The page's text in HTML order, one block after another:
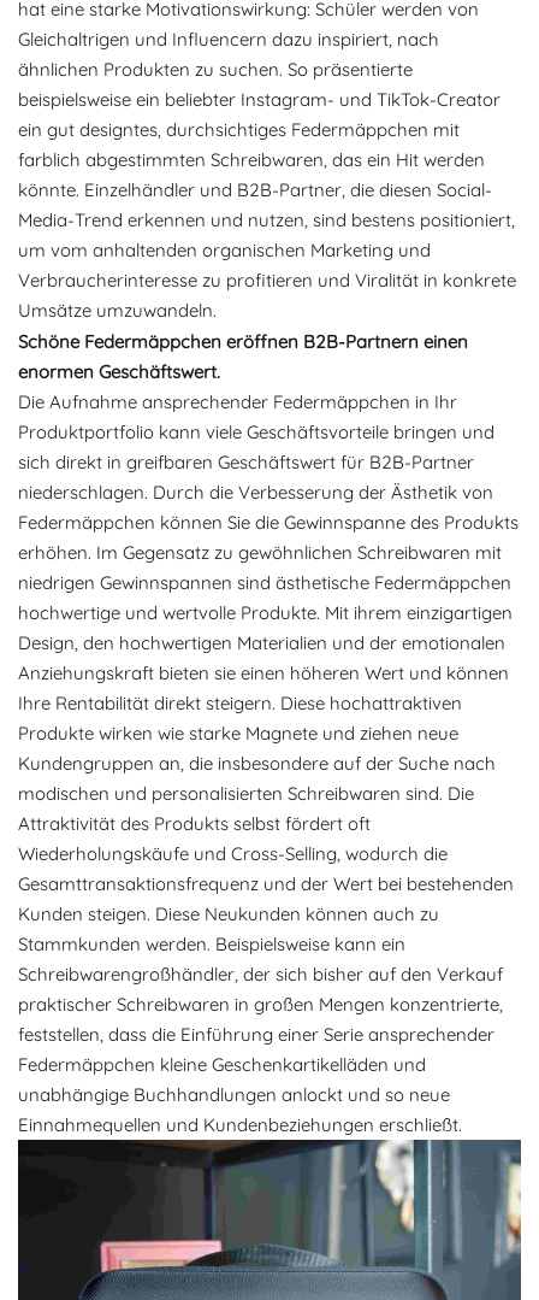
hat eine starke Motivationswirkung: Schüler werden von
Gleichaltrigen und Influencern dazu inspiriert, nach
ähnlichen Produkten zu suchen. So präsentierte
beispielsweise ein beliebter Instagram- und TikTok-Creator
ein gut designtes, durchsichtiges Federmäppchen mit
farblich abgestimmten Schreibwaren, das ein Hit werden
könnte. Einzelhändler und B2B-Partner, die diesen Social-
Media-Trend erkennen und nutzen, sind bestens positioniert,
um vom anhaltenden organischen Marketing und
Verbraucherinteresse zu profitieren und Viralität in konkrete
Umsätze umzuwandeln.
Schöne Federmäppchen eröffnen B2B-Partnern einen
enormen Geschäftswert.
Die Aufnahme ansprechender Federmäppchen in Ihr
Produktportfolio kann viele Geschäftsvorteile bringen und
sich direkt in greifbaren Geschäftswert für B2B-Partner
niederschlagen. Durch die Verbesserung der Ästhetik von
Federmäppchen können Sie die Gewinnspanne des Produkts
erhöhen. Im Gegensatz zu gewöhnlichen Schreibwaren mit
niedrigen Gewinnspannen sind ästhetische Federmäppchen
hochwertige und wertvolle Produkte. Mit ihrem einzigartigen
Design, den hochwertigen Materialien und der emotionalen
Anziehungskraft bieten sie einen höheren Wert und können
Ihre Rentabilität direkt steigern. Diese hochattraktiven
Produkte wirken wie starke Magnete und ziehen neue
Kundengruppen an, die insbesondere auf der Suche nach
modischen und personalisierten Schreibwaren sind. Die
Attraktivität des Produkts selbst fördert oft
Wiederholungskäufe und Cross-Selling, wodurch die
Gesamttransaktionsfrequenz und der Wert bei bestehenden
Kunden steigen. Diese Neukunden können auch zu
Stammkunden werden. Beispielsweise kann ein
Schreibwarengroßhändler, der sich bisher auf den Verkauf
praktischer Schreibwaren in großen Mengen konzentrierte,
feststellen, dass die Einführung einer Serie ansprechender
Federmäppchen kleine Geschenkartikelläden und
unabhängige Buchhandlungen anlockt und so neue
Einnahmequellen und Kundenbeziehungen erschließt.